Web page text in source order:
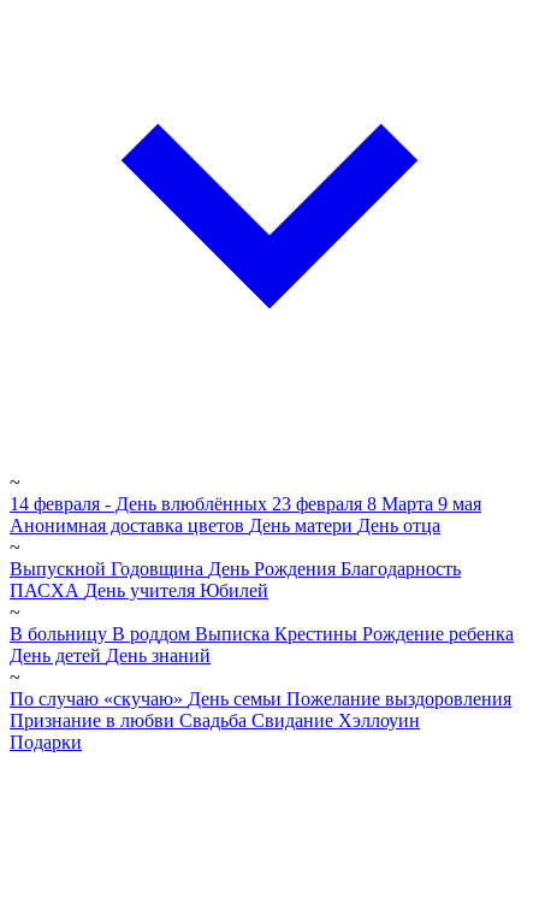
~
14 февраля - День влюблённых 23 февраля 8 Марта 9 мая
Анонимная доставка цветов День матери День отца
~
Выпускной Годовщина День Рождения Благодарность
ПАСХА День учителя Юбилей
~
В больницу В роддом Выписка Крестины Рождение ребенка
День детей День знаний
~
По случаю «скучаю» День семьи Пожелание выздоровления
Признание в любви Свадьба Свидание Хэллоуин
Подарки